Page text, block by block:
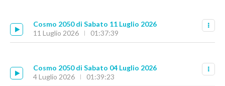
Cosmo 2050 di Sabato 11 Luglio 2026
11 Luglio 2026
01:37:39
Cosmo 2050 di Sabato 04 Luglio 2026
4 Luglio 2026
01:39:23